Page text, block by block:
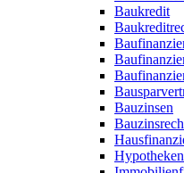
Baukredit
Bauzinsen